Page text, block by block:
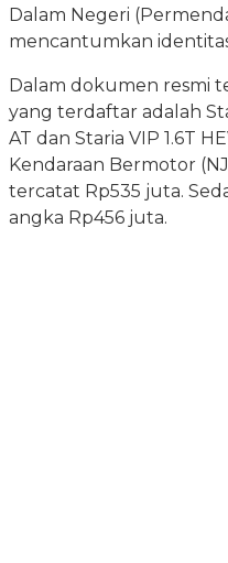
Dalam Negeri
mencantumkan
Dalam dokumen resmi
yang terdaftar adalah
AT dan Staria VIP 1.6T
Kendaraan Bermotor
tercatat Rp535 juta.
angka Rp456 juta.